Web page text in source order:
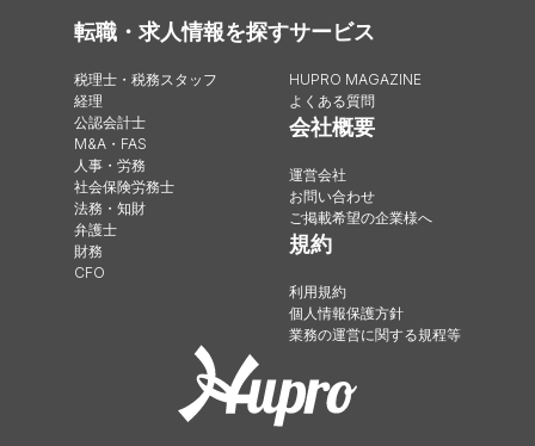
転職・求人情報を探す
税理士・税務スタッフ
経理
公認会計士
M&A・FAS
人事・労務
社会保険労務士
法務・知財
弁護士
財務
CFO
サービス
HUPRO MAGAZINE
よくある質問
会社概要
運営会社
お問い合わせ
ご掲載希望の企業様へ
規約
利用規約
個人情報保護方針
業務の運営に関する規程等